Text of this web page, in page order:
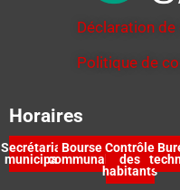
Déclaration
Politique de
Horaires
Secrétariat
municipal
Bourse
communale
Contrôle
des
habitants